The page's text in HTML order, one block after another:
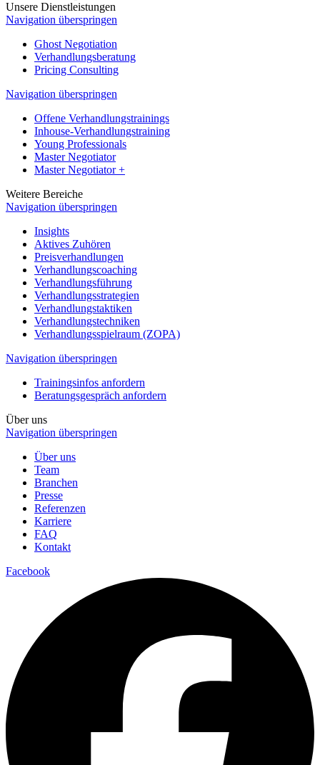
Unsere Dienstleistungen
Navigation überspringen
Ghost Negotiation
Verhandlungsberatung
Pricing Consulting
Navigation überspringen
Offene Verhandlungstrainings
Inhouse-Verhandlungstraining
Young Professionals
Master Negotiator
Master Negotiator +
Weitere Bereiche
Navigation überspringen
Insights
Aktives Zuhören
Preisverhandlungen
Verhandlungscoaching
Verhandlungsführung
Verhandlungsstrategien
Verhandlungstaktiken
Verhandlungstechniken
Verhandlungsspielraum (ZOPA)
Navigation überspringen
Trainingsinfos anfordern
Beratungsgespräch anfordern
Über uns
Navigation überspringen
Über uns
Team
Branchen
Presse
Referenzen
Karriere
FAQ
Kontakt
Facebook